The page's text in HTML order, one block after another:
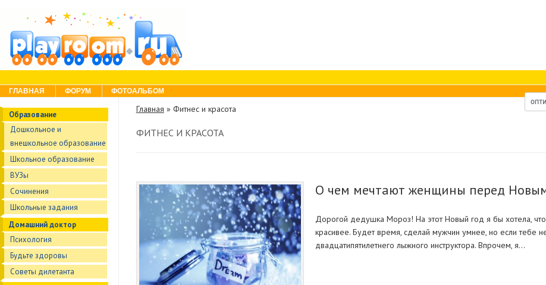
Menu
Skip to content
ГЛАВНАЯ ФОРУМ ФОТОАЛЬБОМ
Образование
Дошкольное и
внешкольное образование
Школьное образование
ВУЗы
Сочинения
Школьные задания
Домашний доктор
Психология
Будьте здоровы
Советы дилетанта
Главная » Фитнес и красота
ФИТНЕС И КРАСОТА
О чем мечтают женщины перед
Дорогой дедушка Мороз! На этот Новый год я бы хотела,
красивее. Будет время, сделай мужчин умнее, но если тебе
двадцатипятилетнего лыжного инструктора. Впрочем, я…